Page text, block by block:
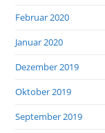
Februar 2020
Januar 2020
Dezember 2019
Oktober 2019
September 2019